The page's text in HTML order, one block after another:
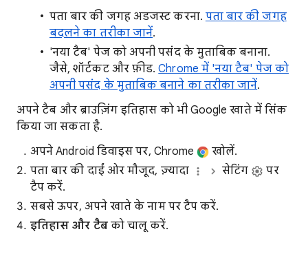
पता बार की जगह अडजस्ट करना. पता बार की जगह
बदलने का तरीका जानें.
'नया टैब' पेज को अपनी पसंद के मुताबिक बनाना.
जैसे, शॉर्टकट और फ़ीड.Chrome में 'नया टैब' पेज को
अपनी पसंद के मुताबिक बनाने का तरीका जानें.
अपने टैब और ब्राउज़िंग इतिहास को भी Google खाते में सिंक
किया जा सकता है.
अपने Android डिवाइस पर, Chrome
खोलें.
पता बार की दाईं ओर मौजूद, ज़्यादा
सेटिंग
पर
टैप करें.
सबसे ऊपर, अपने खाते के नाम पर टैप करें.
इतिहास और टैबको चालू करें.